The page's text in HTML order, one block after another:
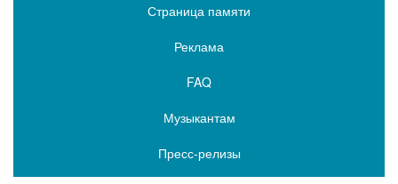
Страница памяти
Реклама
FAQ
Музыкантам
Пресс-релизы